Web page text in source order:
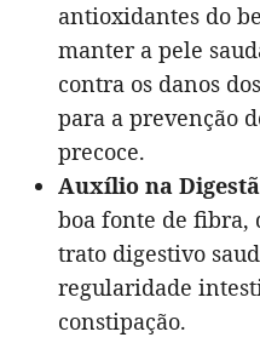
antioxidantes do
manter a pele
contra os danos
para a prevenção
precoce.
Auxílio na
boa fonte de fibra,
trato digestivo
regularidade
constipação.